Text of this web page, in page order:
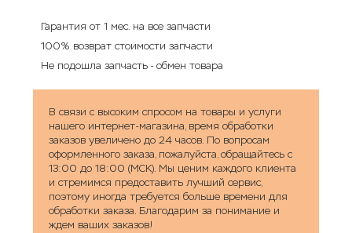
Гарантия от 1 мес. на все запчасти
100% возврат стоимости запчасти
Не подошла запчасть - обмен товара
В связи с высоким спросом на товары и услуги
нашего интернет-магазина, время обработки
заказов увеличено до 24 часов. По вопросам
оформленного заказа, пожалуйста, обращайтесь с
13:00 до 18:00 (МСК). Мы ценим каждого клиента
и стремимся предоставить лучший сервис,
поэтому иногда требуется больше времени для
обработки заказа. Благодарим за понимание и
ждем ваших заказов!